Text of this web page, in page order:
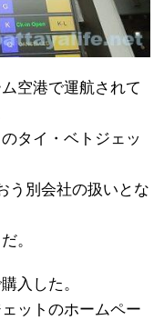
空港で運航されて
タイ・ベトジェッ
う別会社の扱いとな
。
入した。
ットのホームペー